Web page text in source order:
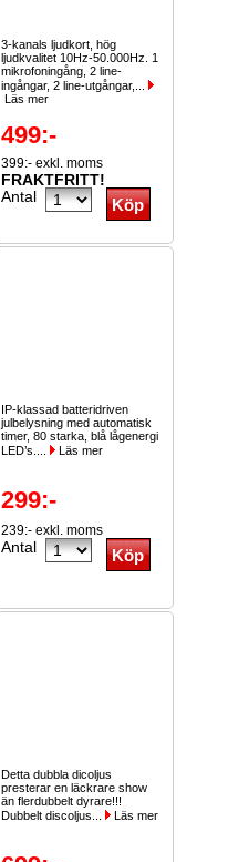
3-kanals ljudkort, hög
ljudkvalitet 10Hz-50.000Hz. 1
mikrofoningång, 2 line-
ingångar, 2 line-utgångar,...
Läs mer
499:-
399:- exkl. moms
FRAKTFRITT!
Antal
IP-klassad batteridriven
julbelysning med automatisk
timer, 80 starka, blå lågenergi
LED’s....
Läs mer
299:-
239:- exkl. moms
Antal
Detta dubbla dicoljus
presterar en läckrare show
än flerdubbelt dyrare!!!
Dubbelt discoljus...
Läs mer